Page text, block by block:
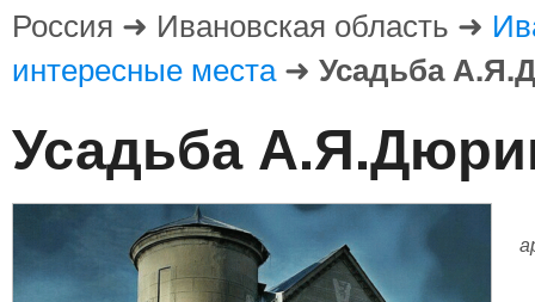
Россия ➜ Ивановская область ➜
интересные места➜ Усадьба
Усадьба